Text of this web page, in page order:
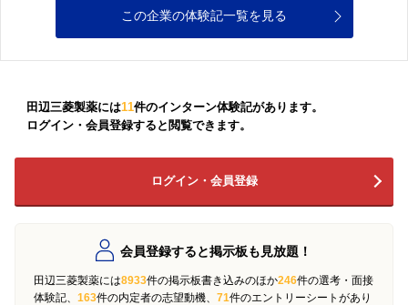
この企業の体験記一覧を見る
田辺三菱製薬には11件のインターン体験記があります。
ログイン・会員登録すると閲覧できます。
ログイン・会員登録
会員登録すると掲示板も見放題！
田辺三菱製薬には8933件の掲示板書き込みのほか246件の選考・面接
体験記、 163件の内定者の志望動機、 71件のエントリーシートがあり